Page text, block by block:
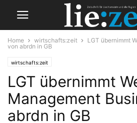
Home wirtschafts:zeit
LGT übernimmt
von abrdn in GB
wirtschafts:zeit
LGT übernimmt
Management
abrdn in GB